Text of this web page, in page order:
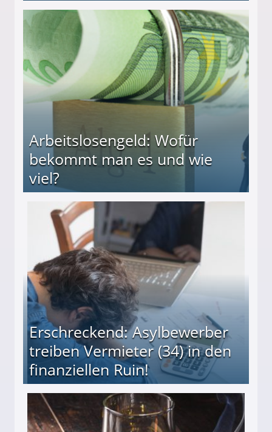
Arbeitslosengeld: Wofür
bekommt man es und wie
viel?
und wie viel?
Erschreckend: Asylbewerber
treiben Vermieter (34) in den
finanziellen Ruin!
(34) in den finanziellen Ruin!